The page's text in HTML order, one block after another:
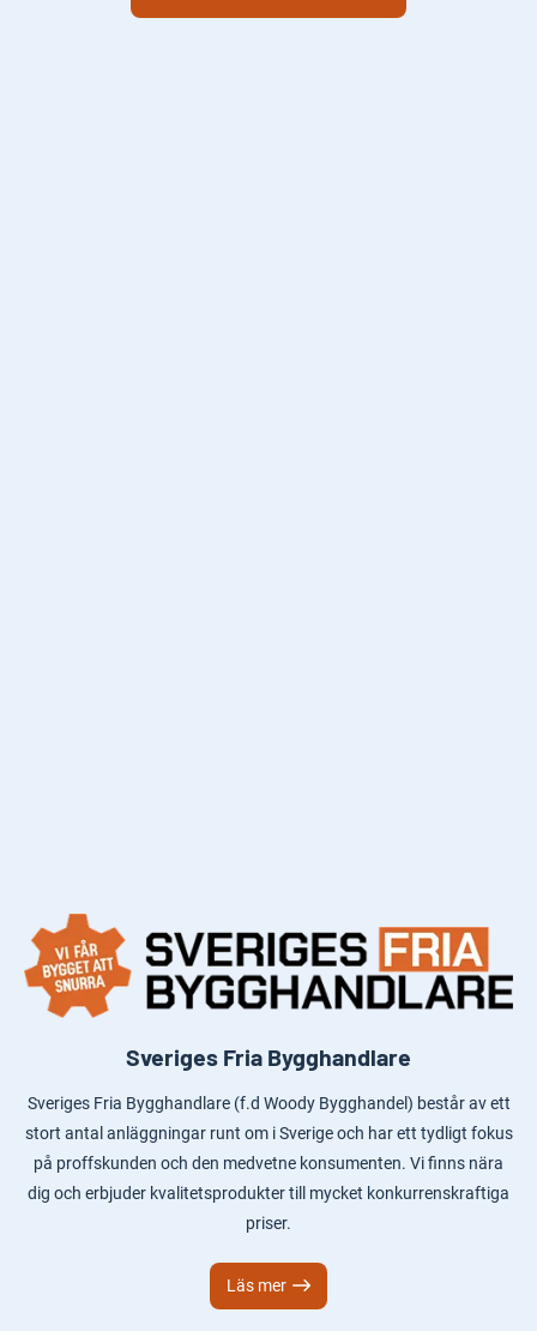
Sveriges Fria Bygghandlare
Sveriges Fria Bygghandlare (f.d Woody Bygghandel) består av ett
stort antal anläggningar runt om i Sverige och har ett tydligt fokus
på proffskunden och den medvetne konsumenten. Vi finns nära
dig och erbjuder kvalitetsprodukter till mycket konkurrenskraftiga
priser.
Läs mer